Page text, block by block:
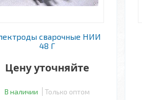
сварочные НИИ
48 Г
Цену уточняйте
В наличии Только оптом